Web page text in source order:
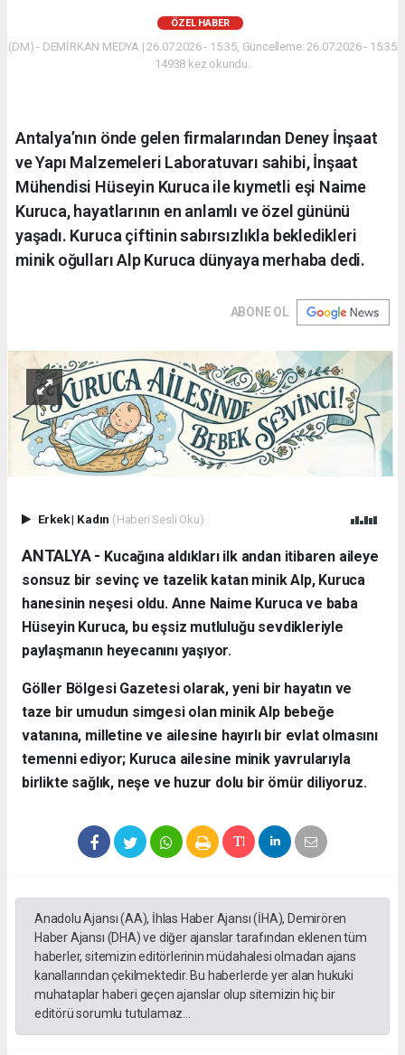
ÖZEL HABER
(DM) - DEMİRKAN MEDYA | 26.07.2026 - 15:35, Güncelleme: 26.07.2026 - 15:35
14938 kez okundu.
Antalya’nın önde gelen firmalarından Deney İnşaat
ve Yapı Malzemeleri Laboratuvarı sahibi, İnşaat
Mühendisi Hüseyin Kuruca ile kıymetli eşi Naime
Kuruca, hayatlarının en anlamlı ve özel gününü
yaşadı. Kuruca çiftinin sabırsızlıkla bekledikleri
minik oğulları Alp Kuruca dünyaya merhaba dedi.
ABONE OL
Erkek| Kadın (Haberi Sesli Oku)
ANTALYA - ​ Kucağına aldıkları ilk andan itibaren aileye
sonsuz bir sevinç ve tazelik katan minik Alp, Kuruca
hanesinin neşesi oldu. Anne Naime Kuruca ve baba
Hüseyin Kuruca, bu eşsiz mutluluğu sevdikleriyle
paylaşmanın heyecanını yaşıyor.
​Göller Bölgesi Gazetesi olarak, yeni bir hayatın ve
taze bir umudun simgesi olan minik Alp bebeğe
vatanına, milletine ve ailesine hayırlı bir evlat olmasını
temenni ediyor; Kuruca ailesine minik yavrularıyla
birlikte sağlık, neşe ve huzur dolu bir ömür diliyoruz.
Anadolu Ajansı (AA), İhlas Haber Ajansı (İHA), Demirören
Haber Ajansı (DHA) ve diğer ajanslar tarafından eklenen tüm
haberler, sitemizin editörlerinin müdahalesi olmadan ajans
kanallarından çekilmektedir. Bu haberlerde yer alan hukuki
muhataplar haberi geçen ajanslar olup sitemizin hiç bir
editörü sorumlu tutulamaz...